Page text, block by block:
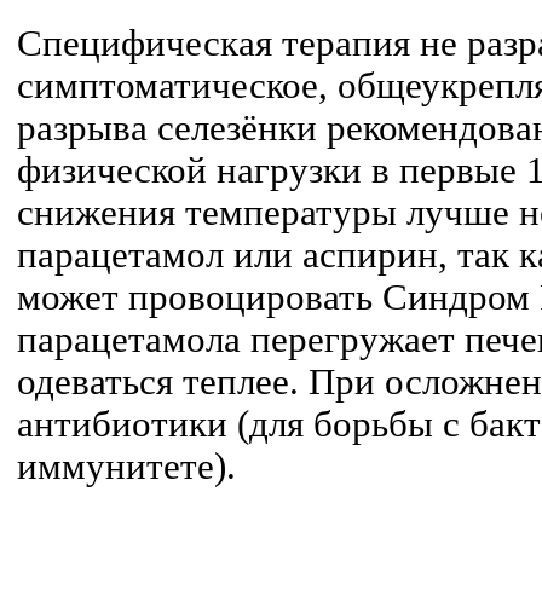
Специфическая терапия не
симптоматическое,
разрыва селезёнки
физической нагрузки в первые
снижения температуры лучше
парацетамол или аспирин, так
может провоцировать Синдром
парацетамола перегружает
одеваться теплее. При
антибиотики (для борьбы с
иммунитете).